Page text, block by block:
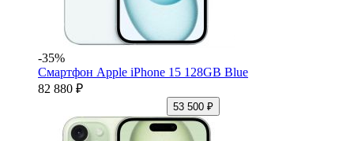
-35%
Смартфон Apple iPhone 15 128GB Blue
82 880 ₽
53 500 ₽